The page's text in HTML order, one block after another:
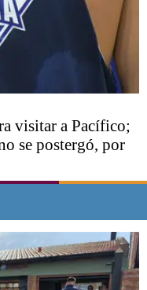
visitar a Pacífico;
se postergó, por